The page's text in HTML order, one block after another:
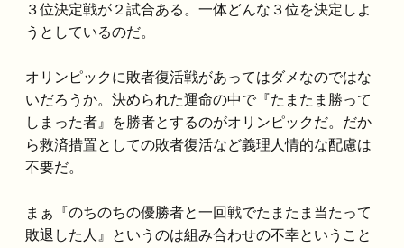
３位決定戦が２試合ある。一体どんな３位を決定しよ
うとしているのだ。
オリンピックに敗者復活戦があってはダメなのではな
いだろうか。決められた運命の中で『たまたま勝って
しまった者』を勝者とするのがオリンピックだ。だか
ら救済措置としての敗者復活など義理人情的な配慮は
不要だ。
まぁ『のちのちの優勝者と一回戦でたまたま当たって
敗退した人』というのは組み合わせの不幸ということ